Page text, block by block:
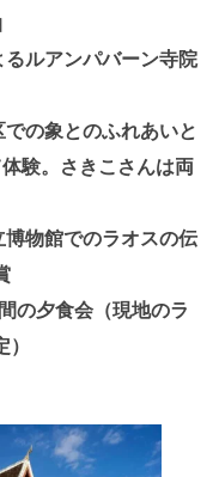
ルアンパバーン寺院
の象とのふれあいと
験。さきこさんは両
物館でのラオスの伝
の夕食会（現地のラ